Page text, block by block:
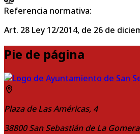
Referencia normativa:
Art. 28 Ley 12/2014, de 26 de
Pie de página
Plaza de Las Américas, 4
38800 San Sebastián de La Gomera